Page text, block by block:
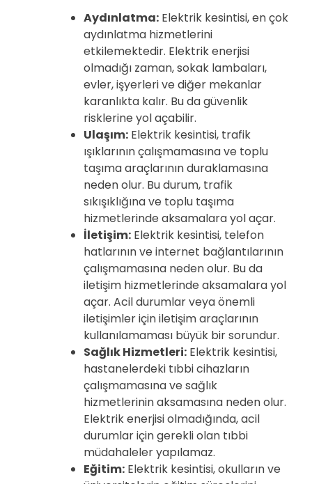
Aydınlatma: Elektrik kesintisi, en çok
aydınlatma hizmetlerini
etkilemektedir. Elektrik enerjisi
olmadığı zaman, sokak lambaları,
evler, işyerleri ve diğer mekanlar
karanlıkta kalır. Bu da güvenlik
risklerine yol açabilir.
Ulaşım: Elektrik kesintisi, trafik
ışıklarının çalışmamasına ve toplu
taşıma araçlarının duraklamasına
neden olur. Bu durum, trafik
sıkışıklığına ve toplu taşıma
hizmetlerinde aksamalara yol açar.
İletişim: Elektrik kesintisi, telefon
hatlarının ve internet bağlantılarının
çalışmamasına neden olur. Bu da
iletişim hizmetlerinde aksamalara yol
açar. Acil durumlar veya önemli
iletişimler için iletişim araçlarının
kullanılamaması büyük bir sorundur.
Sağlık Hizmetleri: Elektrik kesintisi,
hastanelerdeki tıbbi cihazların
çalışmamasına ve sağlık
hizmetlerinin aksamasına neden olur.
Elektrik enerjisi olmadığında, acil
durumlar için gerekli olan tıbbi
müdahaleler yapılamaz.
Eğitim: Elektrik kesintisi, okulların ve